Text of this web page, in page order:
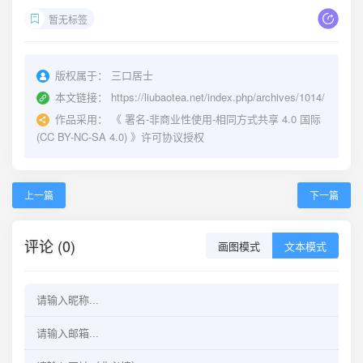
暂无标签
版权属于：
三口居士
本文链接：
https://liubaotea.net/index.php/archives/1014/
作品采用：
《 署名-非商业性使用-相同方式共享 4.0 国际
(CC BY-NC-SA 4.0) 》许可协议授权
上一篇 下一篇
评论 (0) 画图模式 文本模式